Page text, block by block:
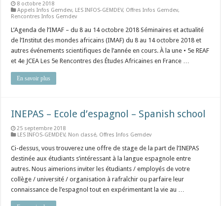
8 octobre 2018
Appels Infos Gemdev, LES INFOS-GEMDEV, Offres Infos Gemdev,
Rencontres Infos Gemdev
L’Agenda de l’IMAF – du 8 au 14 octobre 2018 Séminaires et actualité
de l’Institut des mondes africains (IMAF) du 8 au 14 octobre 2018 et
autres événements scientifiques de l’année en cours. À la une • 5e REAF
et 4e JCEA Les 5e Rencontres des Études Africaines en France …
En savoir plus
INEPAS – Ecole d’espagnol – Spanish school
25 septembre 2018
LES INFOS-GEMDEV, Non classé, Offres Infos Gemdev
Ci-dessus, vous trouverez une offre de stage de la part de l’INEPAS
destinée aux étudiants s’intéressant à la langue espagnole entre
autres. Nous aimerions inviter les étudiants / employés de votre
collège / université / organisation à rafraîchir ou parfaire leur
connaissance de l’espagnol tout en expérimentant la vie au …